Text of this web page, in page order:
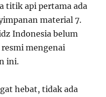
titik api pertama ada
material7.
Indonesia belum
mengenai
ini.
hebat, tidak ada